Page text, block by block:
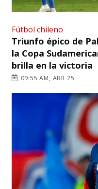
Fútbol chileno
Triunfo épico de
la Copa
brilla en la victoria
09:55 AM, ABR 25